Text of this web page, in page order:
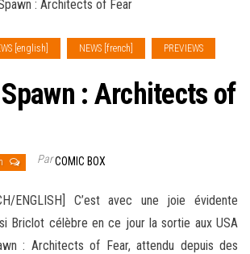
: Architects of Fear
[english] NEWS [french] PREVIEWS
: Architects of
ParCOMIC BOX
ENGLISH] C’est avec une joie évidente
Briclot célèbre en ce jour la sortie aux USA
: Architects of Fear, attendu depuis des